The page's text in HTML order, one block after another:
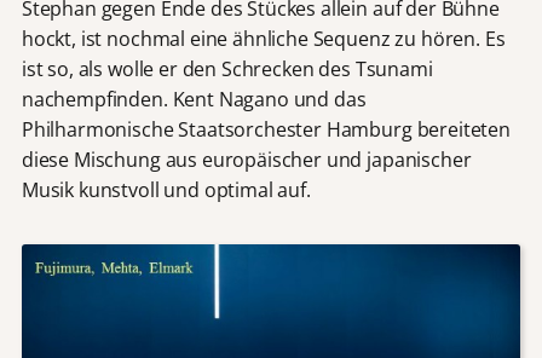
Stephan gegen Ende des Stückes allein auf der Bühne
hockt, ist nochmal eine ähnliche Sequenz zu hören. Es
ist so, als wolle er den Schrecken des Tsunami
nachempfinden. Kent Nagano und das
Philharmonische Staatsorchester Hamburg bereiteten
diese Mischung aus europäischer und japanischer
Musik kunstvoll und optimal auf.